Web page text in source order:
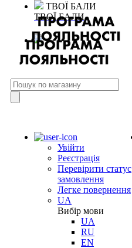
ТВОЇ БАЛИ
ТВОЇ БАЛИ
Увійти
Реєстрація
Перевірити статус
замовлення
Легке повернення
UA
Вибір мови
UA
RU
EN